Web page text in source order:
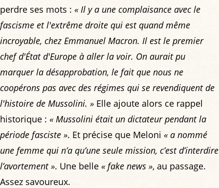
perdre ses mots : « Il y a une complaisance avec le
fascisme et l'extrême droite qui est quand même
incroyable, chez Emmanuel Macron. Il est le premier
chef d'État d'Europe à aller la voir. On aurait pu
marquer la désapprobation, le fait que nous ne
coopérons pas avec des régimes qui se revendiquent de
l'histoire de Mussolini. » Elle ajoute alors ce rappel
historique : « Mussolini était un dictateur pendant la
période fasciste ». Et précise que Meloni « a nommé
une femme qui n’a qu’une seule mission, c’est d’interdire
l’avortement ». Une belle « fake news », au passage.
Assez savoureux.